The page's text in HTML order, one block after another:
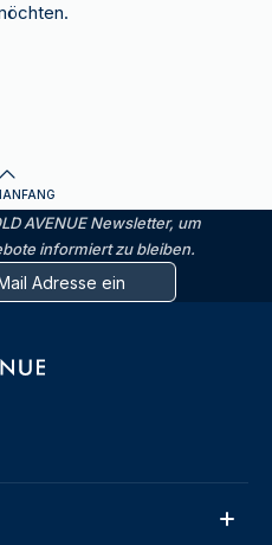
AVENUE Newsletter, um
informiert zu bleiben.